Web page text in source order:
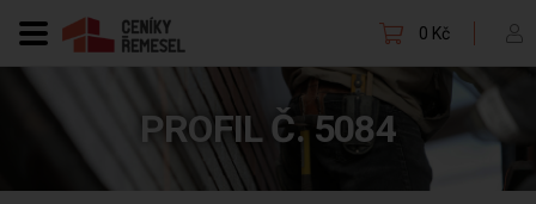
0 Kč
PROFIL Č. 5084